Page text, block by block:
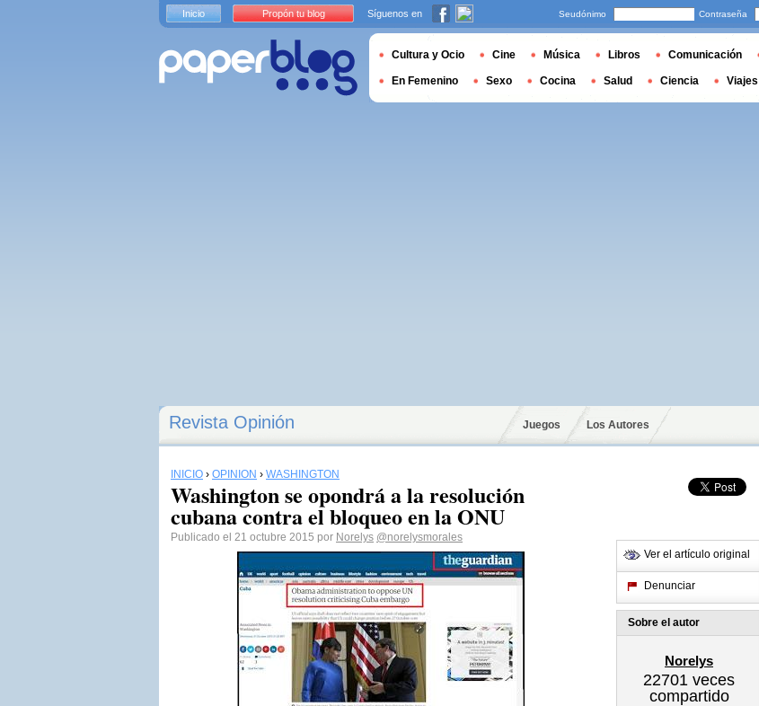
Revista Opinión Juegos Los Autores
INICIO › OPINIÓN › WASHINGTON
Washington se opondrá a la resolución
cubana contra el bloqueo en la ONU
Publicado el 21 octubre 2015 por Norelys @norelysmorales
Ver el artículo original
Denunciar
Sobre el autor
Norelys
22701 veces
compartido
Inicio Propón tu blog Síguenos en Seudónimo Contraseña
Cultura y Ocio Cine Música Libros Comunicación
En Femenino Sexo Cocina Salud Ciencia Viajes